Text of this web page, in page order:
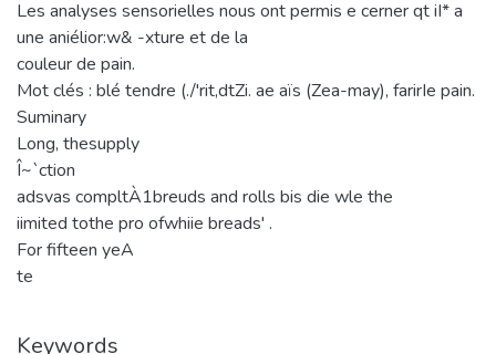
Les analyses sensorielles nous ont permis e cerner qt iI* a
une aniélior:w& -xture et de la
couleur de pain.
Mot clés : blé tendre (./'rit,dtZi. ae aïs (Zea-may), farirIe pain.
Suminary
Long, thesupply
Î~`ction
adsvas compltÀ1breuds and rolls bis die wle the
iimited tothe pro ofwhiie breads' .
For fifteen yeA
te
Keywords